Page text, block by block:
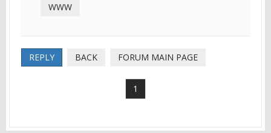
WWW
REPLY BACK FORUM MAIN PAGE
1